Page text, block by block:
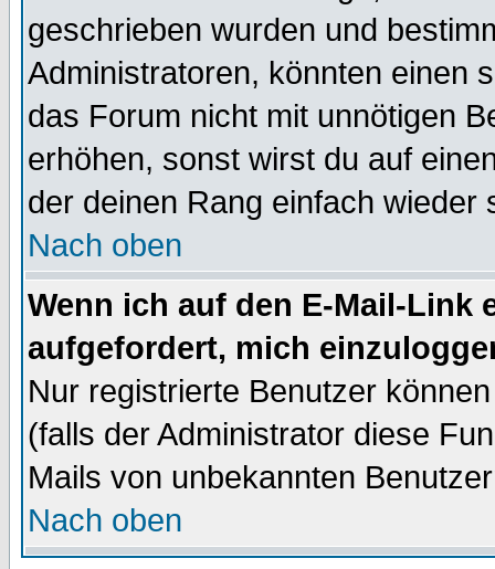
geschrieben wurden und
Administratoren, könnten einen
das Forum nicht mit unnötigen
erhöhen, sonst wirst du auf
der deinen Rang einfach wieder
Nach oben
Wenn ich auf den E-Mail-Link
aufgefordert, mich
Nur registrierte Benutzer
(falls der Administrator diese
Mails von unbekannten
Nach oben